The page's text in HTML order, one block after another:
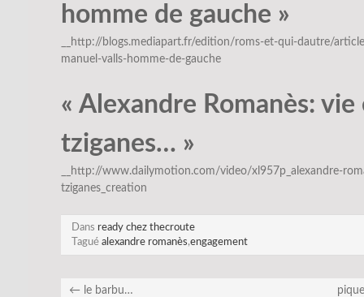
homme de gauche »
__http://blogs.mediapart.fr/edition/roms-et-qui-dautre/
manuel-valls-homme-de-gauche
« Alexandre Romanès:
tziganes… »
__http://www.dailymotion.com/video/xl957p_alexandre-
tziganes_creation
Dans ready chez thecroute
Tagué alexandre romanès,engagement
← le barbu…